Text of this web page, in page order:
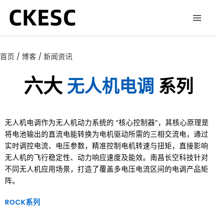
首页 / 博客 / 新闻资讯
六大无人机电调 系列
无人机电调作为无人机动力系统的 “核心控制器”，其核心原理是
将电池输出的直流电能转换为电机驱动所需的三相交流电，通过
实时调控电流、电压参数，精准控制电机转速与扭矩，直接影响
无人机的飞行稳定性、动力响应速度及能效。南昌长空科技针对
不同无人机应用场景，打造了覆盖多电压电流区间的电调产品矩
阵。
ROCK系列